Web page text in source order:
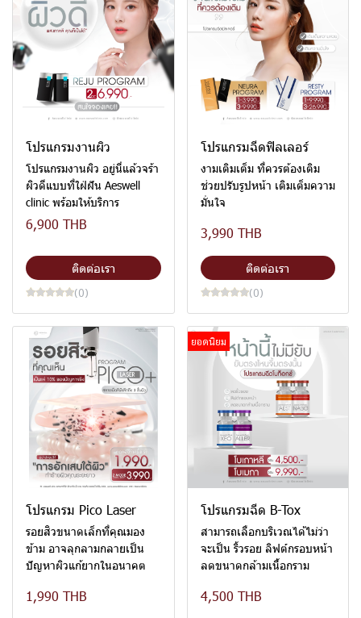
โปรแกรมงานผิว
โปรแกรมงานผิว อยู่นี่แล้วจร้า
ผิวดีแบบที่ใฝ่ฝัน Aeswell
clinic พร้อมให้บริการ
6,900 THB
ติดต่อเรา
(0)
โปรแกรมฉีดฟิลเลอร์
งามเติมเต็ม ที่ควรต้องเติม
ช่วยปรับรูปหน้า เติมเต็มความ
มั่นใจ
3,990 THB
ติดต่อเรา
(0)
โปรแกรม Pico Laser
รอยสิวขนาดเล็กที่คุณมอง
ข้าม อาจลุกลามกลายเป็น
ปัญหาผิวแก้ยากในอนาคต
1,990 THB
ยอดนิยม
โปรแกรมฉีด B-Tox
สามารถเลือกบริเวณได้ไม่ว่า
จะเป็น ริ้วรอย ลิฟต์กรอบหน้า
ลดขนาดกล้ามเนื้อกราม
4,500 THB